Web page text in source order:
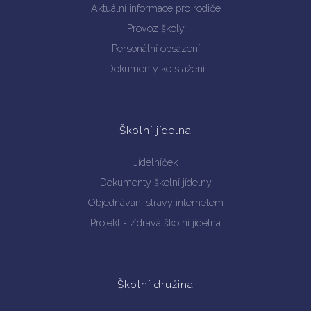
Aktuální informace pro rodiče
Provoz školy
Personální obsazení
Dokumenty ke stažení
Školní jídelna
Jídelníček
Dokumenty školní jídelny
Objednávání stravy internetem
Projekt - Zdravá školní jídelna
Školní družina